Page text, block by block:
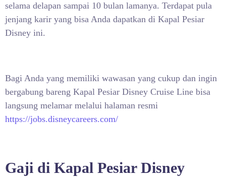
selama delapan sampai 10 bulan lamanya. Terdapat pula
jenjang karir yang bisa Anda dapatkan di Kapal Pesiar
Disney ini.
Bagi Anda yang memiliki wawasan yang cukup dan ingin
bergabung bareng Kapal Pesiar Disney Cruise Line bisa
langsung melamar melalui halaman resmi
https://jobs.disneycareers.com/
Gaji di Kapal Pesiar Disney